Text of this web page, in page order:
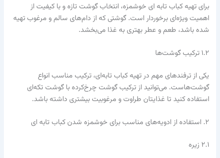
برای تهیه کباب تابه ای خوشمزه، انتخاب گوشت تازه و با کیفیت از
اهمیت ویژه‌ای برخوردار است. گوشتی که از دام‌های سالم و مرغوب تهیه
شده باشد، طعم و عطر بهتری به غذا می‌بخشد.
۱.۲ ترکیب گوشت‌ها
یکی از ترفندهای مهم در تهیه کباب تابه‌ای، ترکیب مناسب انواع
گوشت‌هاست. می‌توانید از ترکیب گوشت چرخ‌کرده با گوشت تکه‌ای
استفاده کنید تا غذایتان طراوت و مرغوبیت بیشتری داشته باشد.
۲. استفاده از ادویه‌های مناسب برای خوشمزه شدن کباب تابه ای
۲.۱ زیره